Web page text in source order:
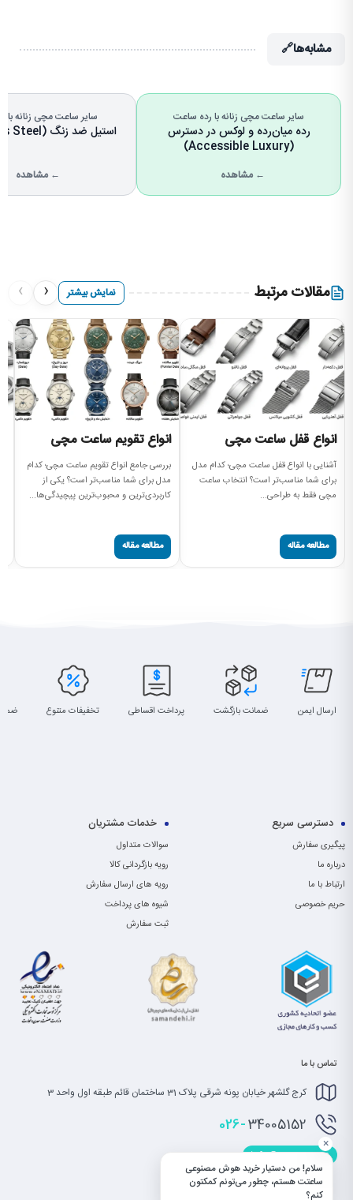
مشابه‌ها🔗
سایر ساعت مچی زنانه با رده ساعت
رده میان‌رده و لوکس در دسترس
(Accessible Luxury)
← مشاهده
سایر ساعت مچی زنانه با
استیل ضد زنگ (Stainless Steel)
← مشاهده
مقالات مرتبط نمایش بیشتر ‹
›
انواع قفل ساعت مچی
آشنایی با انواع قفل ساعت مچی؛ کدام مدل
برای شما مناسب‌تر است؟ انتخاب ساعت
مچی فقط به طراحی...
مطالعه مقاله
انواع تقویم ساعت مچی
بررسی جامع انواع تقویم ساعت مچی؛ کدام
مدل برای شما مناسب‌تر است؟ یکی از
کاربردی‌ترین و محبوب‌ترین پیچیدگی‌ها...
مطالعه مقاله
ارسال ایمن ضمانت بازگشت پرداخت اقساطی تخفیفات متنوع
دسترسی سریع
پیگیری سفارش
درباره ما
ارتباط با ما
حریم خصوصی
خدمات مشتریان
سوالات متداول
رویه بازگردانی کالا
رویه های ارسال سفارش
شیوه های پرداخت
ثبت سفارش
تماس با ما
کرج گلشهر خیابان پونه شرقی پلاک 31 ساختمان قائم طبقه اول واحد 3
026-34005152
info@saatet.com
سلام! من دستیار خرید هوش مصنوعی
ساعتت هستم، چطور می‌تونم کمکتون
کنم؟
×